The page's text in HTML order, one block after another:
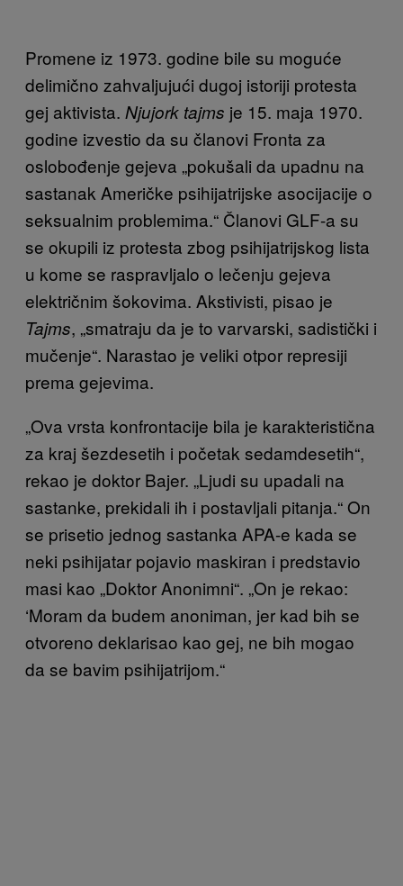
Promene iz 1973. godine bile su moguće
delimično zahvaljujući dugoj istoriji protesta
gej aktivista. Njujork tajms je 15. maja 1970.
godine izvestio da su članovi Fronta za
oslobođenje gejeva „pokušali da upadnu na
sastanak Američke psihijatrijske asocijacije o
seksualnim problemima.“ Članovi GLF-a su
se okupili iz protesta zbog psihijatrijskog lista
u kome se raspravljalo o lečenju gejeva
električnim šokovima. Akstivisti, pisao je
Tajms, „smatraju da je to varvarski, sadistički i
mučenje“. Narastao je veliki otpor represiji
prema gejevima.
„Ova vrsta konfrontacije bila je karakteristična
za kraj šezdesetih i početak sedamdesetih“,
rekao je doktor Bajer. „Ljudi su upadali na
sastanke, prekidali ih i postavljali pitanja.“ On
se prisetio jednog sastanka APA-e kada se
neki psihijatar pojavio maskiran i predstavio
masi kao „Doktor Anonimni“. „On je rekao:
‘Moram da budem anoniman, jer kad bih se
otvoreno deklarisao kao gej, ne bih mogao
da se bavim psihijatrijom.“